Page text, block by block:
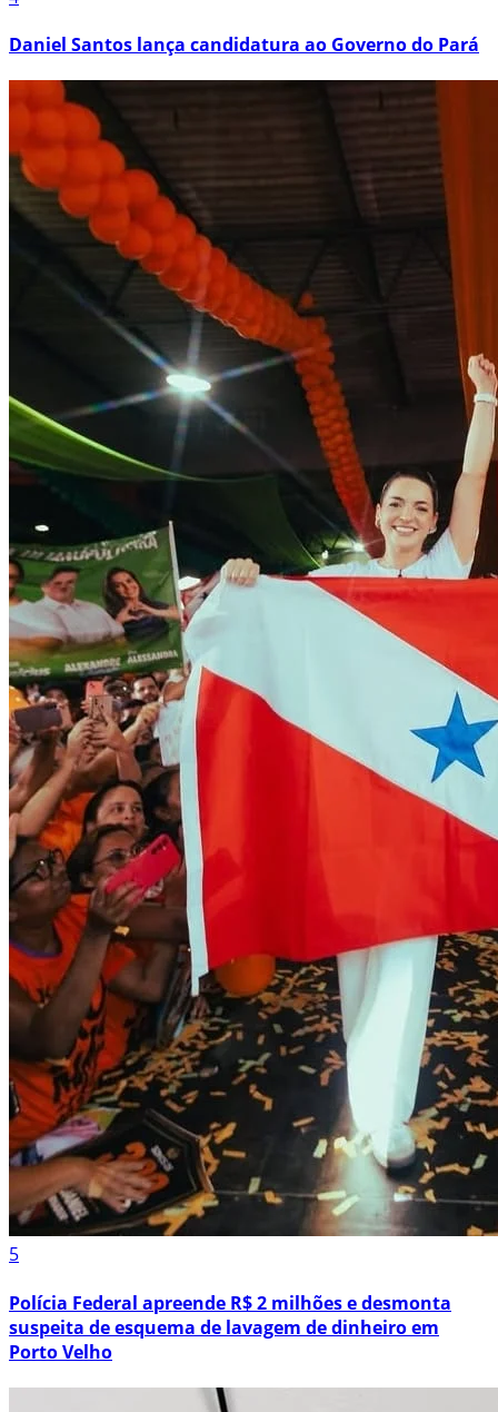
Daniel Santos lança candidatura ao Governo do Pará
5
Polícia Federal apreende R$ 2 milhões e desmonta
suspeita de esquema de lavagem de dinheiro em
Porto Velho